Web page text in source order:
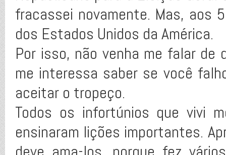
fracassei novamente. Mas, aos
dos Estados Unidos da América.
Por isso, não venha me falar
me interessa saber se você
aceitar o tropeço.
Todos os infortúnios que vivi
ensinaram lições importantes.